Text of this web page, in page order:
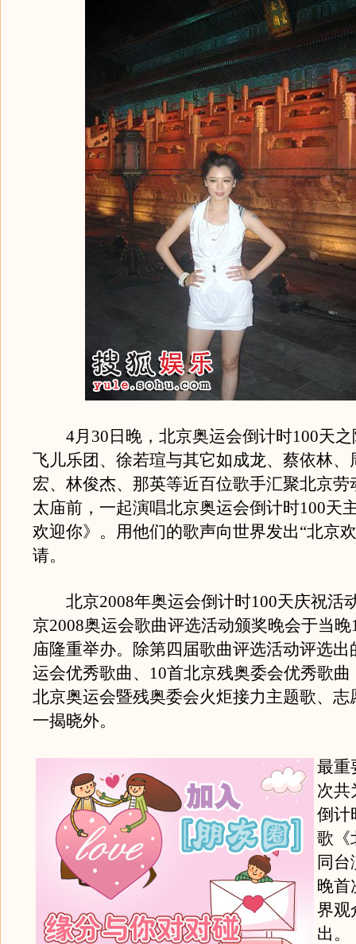
4月30日晚，北京奥运会倒计时100天之
飞儿乐团、徐若瑄与其它如成龙、蔡依林、
宏、林俊杰、那英等近百位歌手汇聚北京劳
太庙前，一起演唱北京奥运会倒计时100天
欢迎你》。用他们的歌声向世界发出“北京
请。
北京2008年奥运会倒计时100天庆祝活
京2008奥运会歌曲评选活动颁奖晚会于当晚
庙隆重举办。除第四届歌曲评选活动评选出
运会优秀歌曲、10首北京残奥委会优秀歌
北京奥运会暨残奥委会火炬接力主题歌、志
一揭晓外。
最重
次共
倒计
歌《
同
晚首
界观
出。